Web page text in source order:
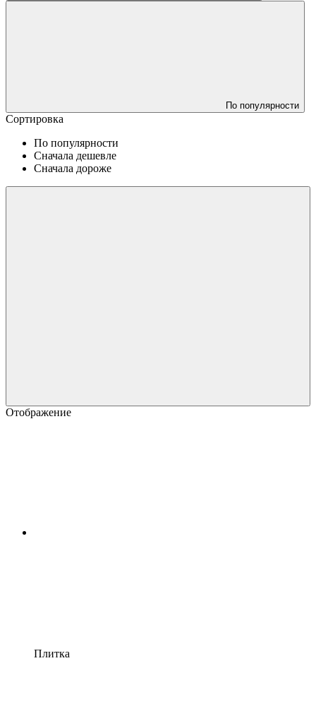
По популярности
Сортировка
По популярности
Сначала дешевле
Сначала дороже
Отображение
Плитка